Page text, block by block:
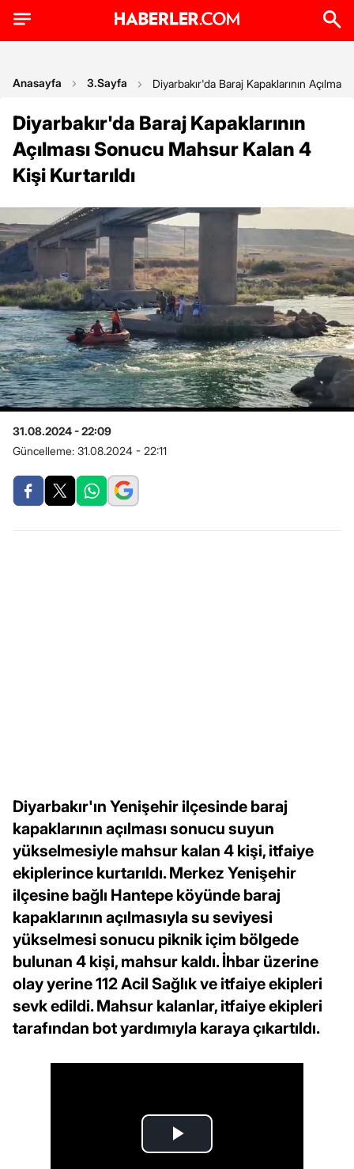
Anasayfa 3.Sayfa Diyarbakır'da Baraj Kapaklarının
Diyarbakır'da Baraj Kapaklarının
Açılması Sonucu Mahsur Kalan 4
Kişi Kurtarıldı
31.08.2024 - 22:09
Güncelleme: 31.08.2024 - 22:11
Diyarbakır'ın Yenişehir ilçesinde baraj
kapaklarının açılması sonucu suyun
yükselmesiyle mahsur kalan 4 kişi, itfaiye
ekiplerince kurtarıldı. Merkez Yenişehir
ilçesine bağlı Hantepe köyünde baraj
kapaklarının açılmasıyla su seviyesi
yükselmesi sonucu piknik içim bölgede
bulunan 4 kişi, mahsur kaldı. İhbar üzerine
olay yerine 112 Acil Sağlık ve itfaiye ekipleri
sevk edildi. Mahsur kalanlar, itfaiye ekipleri
tarafından bot yardımıyla karaya çıkartıldı.